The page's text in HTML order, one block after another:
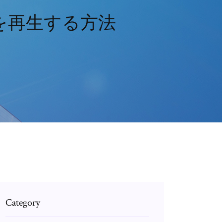
生する方法
Category